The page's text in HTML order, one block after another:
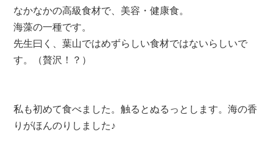
なかなかの高級食材で、美容・健康食。
海藻の一種です。
先生曰く、葉山ではめずらしい食材ではないらしいで
す。（贅沢！？）
私も初めて食べました。触るとぬるっとします。海の香
りがほんのりしました♪